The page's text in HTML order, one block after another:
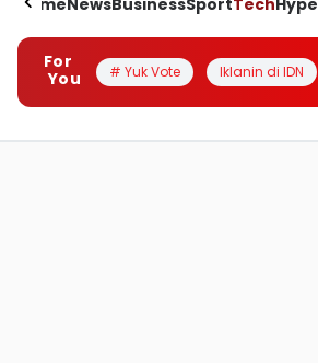
HomeNewsBusinessSportTechHype
For
You
# Yuk Vote Iklanin di IDN